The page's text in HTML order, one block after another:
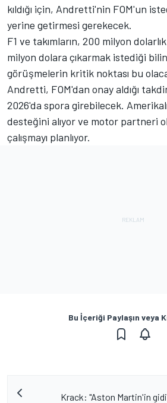
kıldığı için, Andretti'nin FOM'un
yerine getirmesi gerekecek.
F1 ve takımların, 200 milyon
milyon dolara çıkarmak istediği
görüşmelerin kritik noktası bu
Andretti, FOM'dan onay aldığı
2026'da spora girebilecek.
desteğini alıyor ve motor partneri
çalışmayı planlıyor.
Bu İçeriği Paylaşın veya
Krack: "Aston Martin'in